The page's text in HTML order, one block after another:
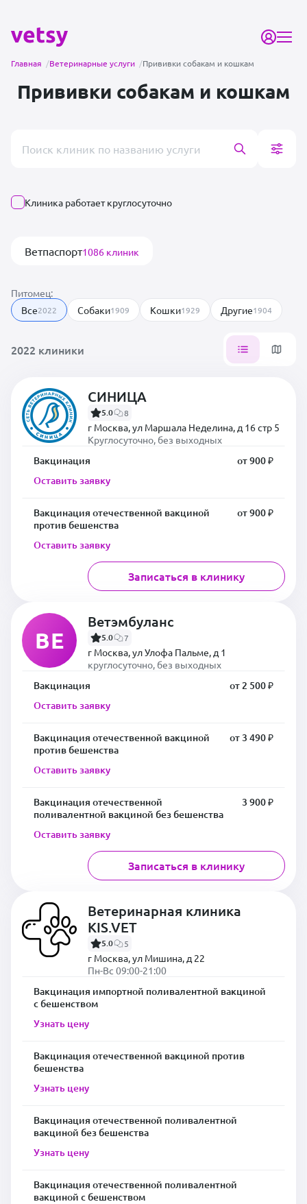
Главная /Ветеринарные услуги /Прививки собакам и кошкам
Прививки собакам и кошкам
Клиника работает круглосуточно
Ветпаспорт1086 клиник
Питомец:
Все2022 Собаки1909 Кошки1929 Другие1904
2022 клиники
СИНИЦА
5.0 8
г Москва, ул Маршала Неделина, д 16 стр 5
Круглосуточно, без выходных
Вакцинация
от 900 ₽
Оставить заявку
Вакцинация отечественной вакциной
против бешенства
от 900 ₽
Оставить заявку
Записаться в клинику
ВЕ
Ветэмбуланс
5.0 7
г Москва, ул Улофа Пальме, д 1
круглосуточно, без выходных
Вакцинация
от 2 500 ₽
Оставить заявку
Вакцинация отечественной вакциной
против бешенства
от 3 490 ₽
Оставить заявку
Вакцинация отечественной
поливалентной вакциной без бешенства
3 900 ₽
Оставить заявку
Записаться в клинику
Ветеринарная клиника
KIS.VET
5.0 5
г Москва, ул Мишина, д 22
Пн-Вс 09:00-21:00
Вакцинация импортной поливалентной вакциной
с бешенством
Узнать цену
Вакцинация отечественной вакциной против
бешенства
Узнать цену
Вакцинация отечественной поливалентной
вакциной без бешенства
Узнать цену
Вакцинация отечественной поливалентной
вакциной с бешенством